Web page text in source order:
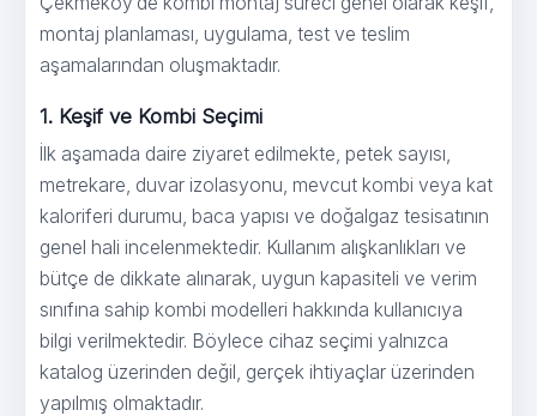
montaj planlaması, uygulama, test ve teslim
aşamalarından oluşmaktadır.
1. Keşif ve Kombi Seçimi
İlk aşamada daire ziyaret edilmekte, petek sayısı,
metrekare, duvar izolasyonu, mevcut kombi veya kat
kaloriferi durumu, baca yapısı ve doğalgaz tesisatının
genel hali incelenmektedir. Kullanım alışkanlıkları ve
bütçe de dikkate alınarak, uygun kapasiteli ve verim
sınıfına sahip kombi modelleri hakkında kullanıcıya
bilgi verilmektedir. Böylece cihaz seçimi yalnızca
katalog üzerinden değil, gerçek ihtiyaçlar üzerinden
yapılmış olmaktadır.